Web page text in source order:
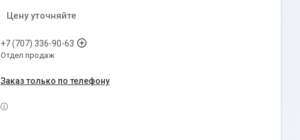
Цену уточняйте
+7 (707) 336-90-63
Отдел продаж
Заказ только по телефону